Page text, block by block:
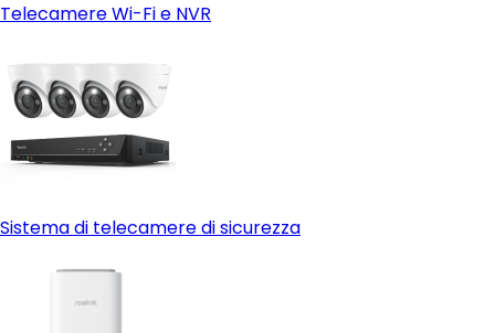
Telecamere Wi-Fi e NVR
Sistema di telecamere di sicurezza